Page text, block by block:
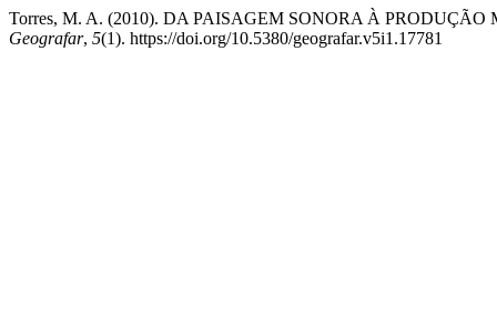
Torres, M. A. (2010). DA PAISAGEM SONORA À PRODUÇÃO
Geografar, 5(1). https://doi.org/10.5380/geografar.v5i1.17781